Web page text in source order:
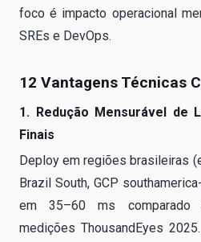
foco é impacto operacional
SREs e DevOps.
12 Vantagens Técnicas
1. Redução Mensurável de
Finais
Deploy em regiões brasileiras
Brazil South, GCP
em 35–60 ms comparado
medições ThousandEyes